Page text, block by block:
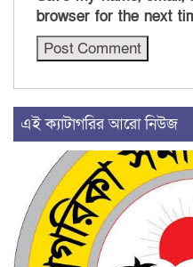
browser for the next
এই ক্যাটাগরির আরো নিউজ